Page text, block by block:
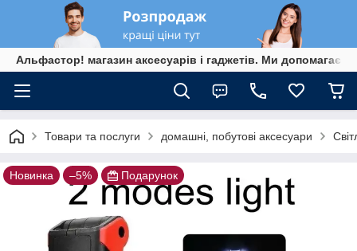
Альфастор! магазин аксесуарів і гаджетів. Ми
Товари та послуги домашні, побутові аксесуари
Новинка –5% Подарунок